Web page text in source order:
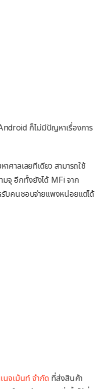
ก็ไม่มีปัญหาเรื่องการ
ศาลเลยทีเดียว สามารถใช้
มจุ อีกทั้งยังได้ MFi จาก
บคนชอบจ่ายแพงหน่อยแต่ได้
นจเม้นท์ จำกัดที่ส่งสินค้า